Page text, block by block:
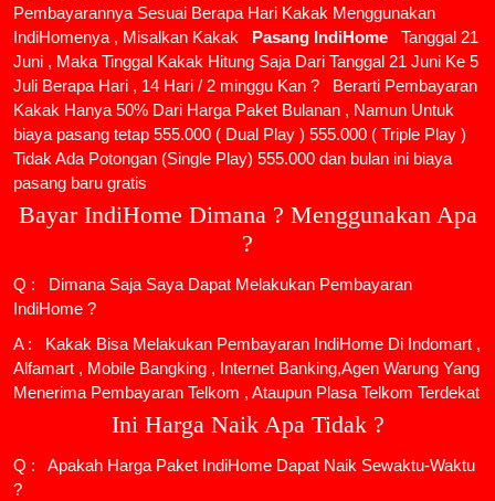
Pembayarannya Sesuai Berapa Hari Kakak Menggunakan
IndiHomenya , Misalkan Kakak
Pasang IndiHome
Tanggal 21
Juni , Maka Tinggal Kakak Hitung Saja Dari Tanggal 21 Juni Ke 5
Juli Berapa Hari , 14 Hari / 2 minggu Kan ? Berarti Pembayaran
Kakak Hanya 50% Dari Harga Paket Bulanan , Namun Untuk
biaya pasang tetap 555.000 ( Dual Play ) 555.000 ( Triple Play )
Tidak Ada Potongan (Single Play) 555.000 dan bulan ini biaya
pasang baru gratis
Bayar IndiHome Dimana ? Menggunakan Apa
?
Q : Dimana Saja Saya Dapat Melakukan Pembayaran
IndiHome ?
A : Kakak Bisa Melakukan Pembayaran IndiHome Di Indomart ,
Alfamart , Mobile Bangking , Internet Banking,Agen Warung Yang
Menerima Pembayaran Telkom , Ataupun Plasa Telkom Terdekat
Ini Harga Naik Apa Tidak ?
Q : Apakah Harga Paket IndiHome Dapat Naik Sewaktu-Waktu
?